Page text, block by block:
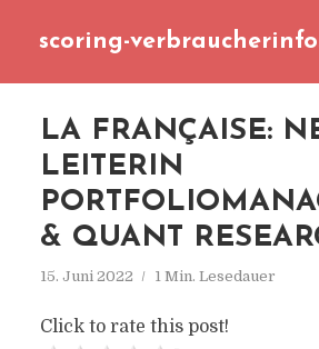
scoring-
LA FRANÇAISE:
LEITERIN
& QUANT
15. Juni 2022 1 Min. Lesedauer
Click to rate this post!